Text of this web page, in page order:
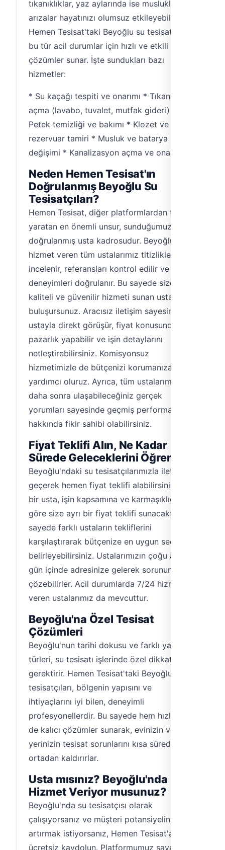
tıkanıklıklar, yaz aylarında ise musluklardaki
arızalar hayatınızı olumsuz etkileyebilir.
Hemen Tesisat'taki Beyoğlu su tesisatçıları,
bu tür acil durumlar için hızlı ve etkili
çözümler sunar. İşte sundukları bazı
hizmetler:
* Su kaçağı tespiti ve onarımı * Tıkanıklık
açma (lavabo, tuvalet, mutfak gideri) *
Petek temizliği ve bakımı * Klozet ve
rezervuar tamiri * Musluk ve batarya
değişimi * Kanalizasyon açma ve onarımı
Neden Hemen Tesisat'ın
Doğrulanmış Beyoğlu Su
Tesisatçıları?
Hemen Tesisat, diğer platformlardan farkını
yaratan en önemli unsur, sunduğumuz
doğrulanmış usta kadrosudur. Beyoğlu'nda
hizmet veren tüm ustalarımız titizlikle
incelenir, referansları kontrol edilir ve
deneyimleri doğrulanır. Bu sayede size en
kaliteli ve güvenilir hizmeti sunan ustalarla
buluşursunuz. Aracısız iletişim sayesinde
ustayla direkt görüşür, fiyat konusunda
pazarlık yapabilir ve işin detaylarını
netleştirebilirsiniz. Komisyonsuz
hizmetimizle de bütçenizi korumanıza
yardımcı oluruz. Ayrıca, tüm ustalarımızın
daha sonra ulaşabileceğiniz gerçek
yorumları sayesinde geçmiş performansları
hakkında fikir sahibi olabilirsiniz.
Fiyat Teklifi Alın, Ne Kadar
Sürede Geleceklerini Öğrenin
Beyoğlu'ndaki su tesisatçılarımızla iletişime
geçerek hemen fiyat teklifi alabilirsiniz. Her
bir usta, işin kapsamına ve karmaşıklığına
göre size ayrı bir fiyat teklifi sunacaktır. Bu
sayede farklı ustaların tekliflerini
karşılaştırarak bütçenize en uygun seçeneği
belirleyebilirsiniz. Ustalarımızın çoğu aynı
gün içinde adresinize gelerek sorununuzu
çözebilirler. Acil durumlarda 7/24 hizmet
veren ustalarımız da mevcuttur.
Beyoğlu'na Özel Tesisat
Çözümleri
Beyoğlu'nun tarihi dokusu ve farklı yapı
türleri, su tesisatı işlerinde özel dikkat
gerektirir. Hemen Tesisat'taki Beyoğlu su
tesisatçıları, bölgenin yapısını ve
ihtiyaçlarını iyi bilen, deneyimli
profesyonellerdir. Bu sayede hem hızlı hem
de kalıcı çözümler sunarak, evinizin veya iş
yerinizin tesisat sorunlarını kısa sürede
ortadan kaldırırlar.
Usta mısınız? Beyoğlu'nda
Hizmet Veriyor musunuz?
Beyoğlu'nda su tesisatçısı olarak
çalışıyorsanız ve müşteri potansiyelinizi
artırmak istiyorsanız, Hemen Tesisat'a
ücretsiz kaydolun. Platformumuz sayesinde